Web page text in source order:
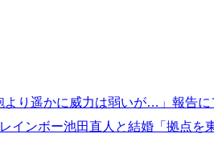
り遥かに威力は弱いが…」報告に
インボー池田直人と結婚「拠点を